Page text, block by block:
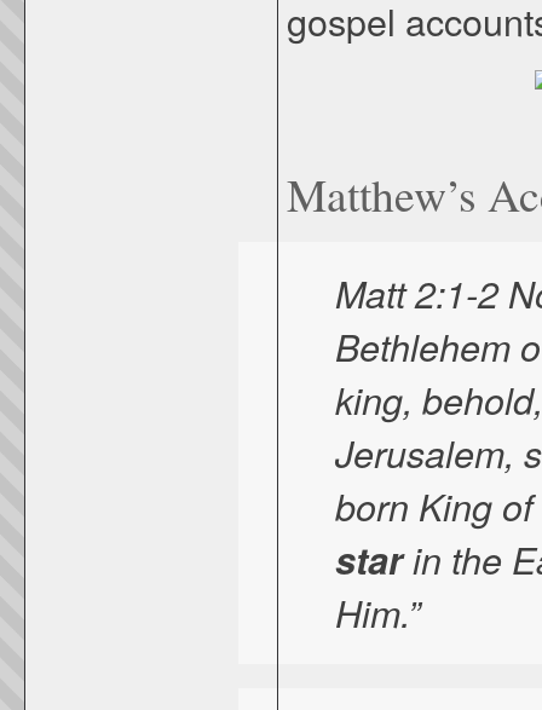
gospel
Matthew’s
Matt 2:1-2
Bethlehem
king,
Jerusalem,
born King
starin the
Him.”